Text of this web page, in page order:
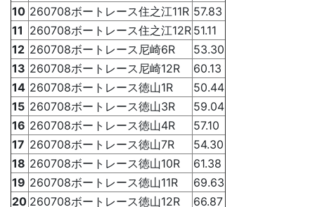
10 260708ボートレース住之江11R 57.83
11 260708ボートレース住之江12R 51.11
12 260708ボートレース尼崎6R
53.30
13 260708ボートレース尼崎12R
60.13
14 260708ボートレース徳山1R
50.44
15 260708ボートレース徳山3R
59.04
16 260708ボートレース徳山4R
57.10
17 260708ボートレース徳山7R
54.30
18 260708ボートレース徳山10R
61.38
19 260708ボートレース徳山11R
69.63
20 260708ボートレース徳山12R 66.87